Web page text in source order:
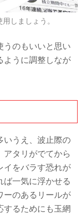
しましょう。
うのもいいと思い
ように調整しなが
いうえ、波止際の
アタリがでてから
イをバラす恐れが
ば一気に浮かせる
ーのあるリールが
するためにも玉網